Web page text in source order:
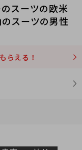
スーツの欧米
スーツの男性
らえる！